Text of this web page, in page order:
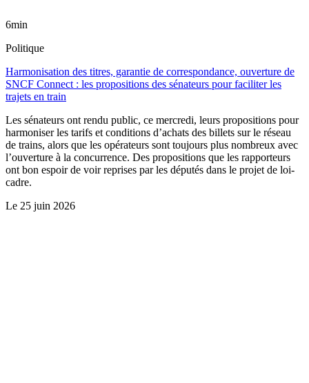
6min
Politique
Harmonisation des titres, garantie de correspondance, ouverture de
SNCF Connect : les propositions des sénateurs pour faciliter les
trajets en train
Les sénateurs ont rendu public, ce mercredi, leurs propositions pour
harmoniser les tarifs et conditions d’achats des billets sur le réseau
de trains, alors que les opérateurs sont toujours plus nombreux avec
l’ouverture à la concurrence. Des propositions que les rapporteurs
ont bon espoir de voir reprises par les députés dans le projet de loi-
cadre.
Le 25 juin 2026